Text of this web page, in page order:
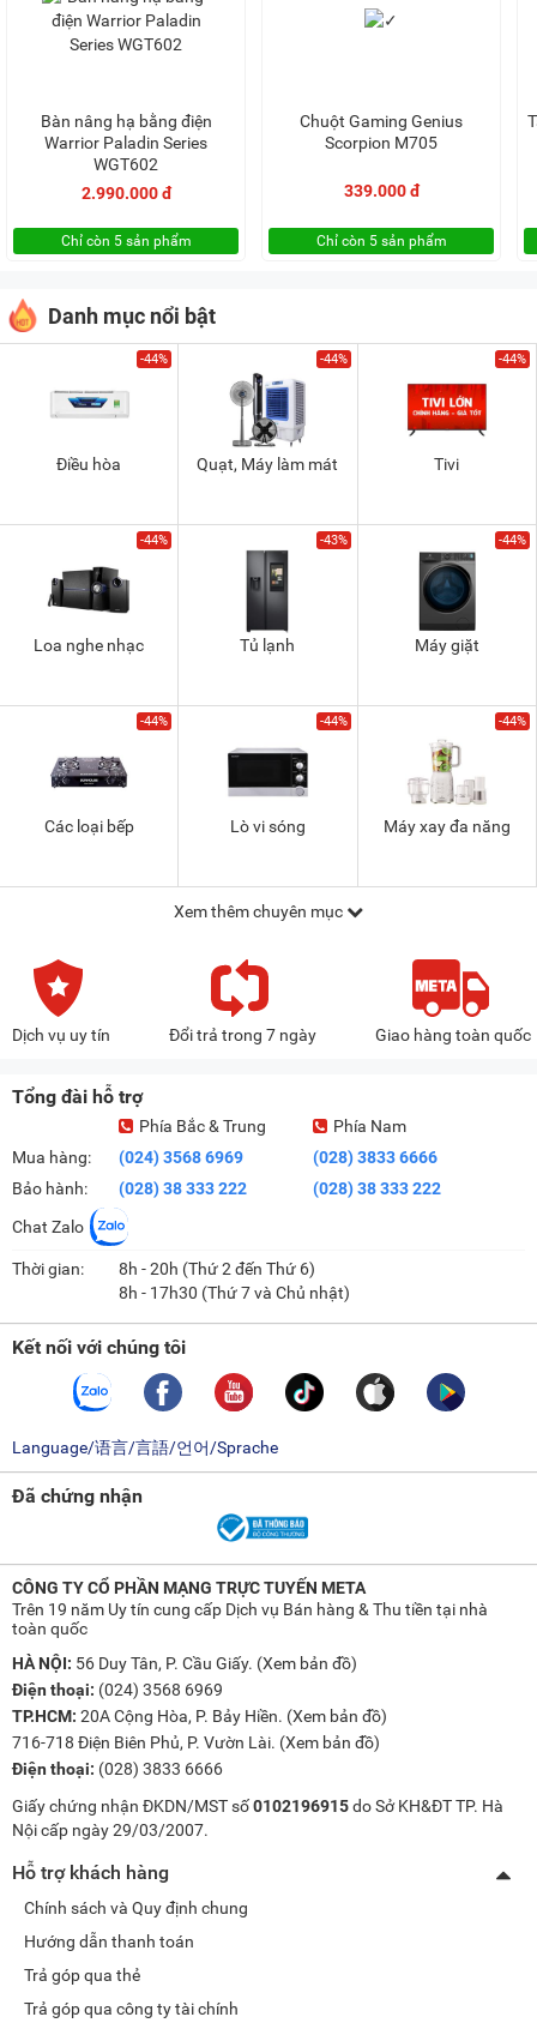
Bàn nâng hạ bằng điện
Warrior Paladin Series
WGT602
2.990.000 đ
Chỉ còn 5 sản phẩm
Chuột Gaming Genius
Scorpion M705
339.000 đ
Chỉ còn 5 sản phẩm
Danh mục nổi bật
-44%
Điều hòa
-44%
Quạt, Máy làm mát
-44%
Tivi
-44%
Loa nghe nhạc
-43%
Tủ lạnh
-44%
Máy giặt
-44%
Các loại bếp
-44%
Lò vi sóng
-44%
Máy xay đa năng
Xem thêm chuyên mục
Dịch vụ uy tín Đổi trả trong 7 ngày Giao hàng toàn quốc
Tổng đài hỗ trợ
Mua hàng:
Bảo hành:
Phía Bắc & Trung
(024) 3568 6969
(028) 38 333 222
Phía Nam
(028) 3833 6666
(028) 38 333 222
Chat Zalo
Thời gian:
8h - 20h (Thứ 2 đến Thứ 6)
8h - 17h30 (Thứ 7 và Chủ nhật)
Kết nối với chúng tôi
Language/语言/言語/언어/Sprache
Đã chứng nhận
CÔNG TY CỔ PHẦN MẠNG TRỰC TUYẾN META
Trên 19 năm Uy tín cung cấp Dịch vụ Bán hàng & Thu tiền tại nhà
toàn quốc
HÀ NỘI: 56 Duy Tân, P. Cầu Giấy. (Xem bản đồ)
Điện thoại: (024) 3568 6969
TP.HCM: 20A Cộng Hòa, P. Bảy Hiền. (Xem bản đồ)
716-718 Điện Biên Phủ, P. Vườn Lài. (Xem bản đồ)
Điện thoại: (028) 3833 6666
Giấy chứng nhận ĐKDN/MST số0102196915do Sở KH&ĐT TP. Hà
Nội cấp ngày 29/03/2007.
Hỗ trợ khách hàng
Chính sách và Quy định chung
Hướng dẫn thanh toán
Trả góp qua thẻ
Trả góp qua công ty tài chính